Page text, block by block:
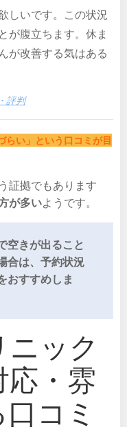
しいです。この状況
が腹立ちます。休ま
が改善する気はある
評判
らい」という口コミが目
証拠でもあります
が多いようです。
空きが出ること
合は、予約状況
おすすめしま
ック
・雰
コミ